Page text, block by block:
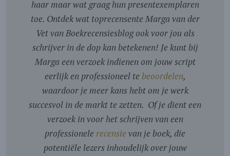
haar maar wat graag hun presentexemplaren
toe. Ontdek wat toprecensente Marga van der
Vet van Boekrecensiesblog ook voor jou als
schrijver in de dop kan betekenen! Je kunt bij
Marga een verzoek indienen om jouw script
eerlijk en professioneel te beoordelen,
waardoor je meer kans hebt om je werk
succesvol in de markt te zetten. Of je dient een
verzoek in voor het schrijven van een
professionele recensievan je boek, die
potentiële lezers inhoudelijk over jouw